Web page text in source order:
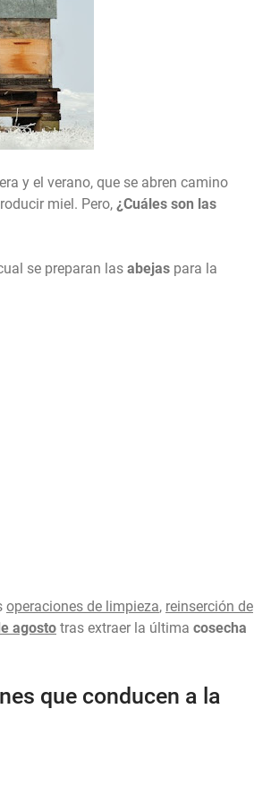
y el verano, que se abren camino
miel. Pero, ¿Cuáles son las
se preparan las abejas para la
operaciones de limpieza, reinserción de
agosto tras extraer la última cosecha
que conducen a la